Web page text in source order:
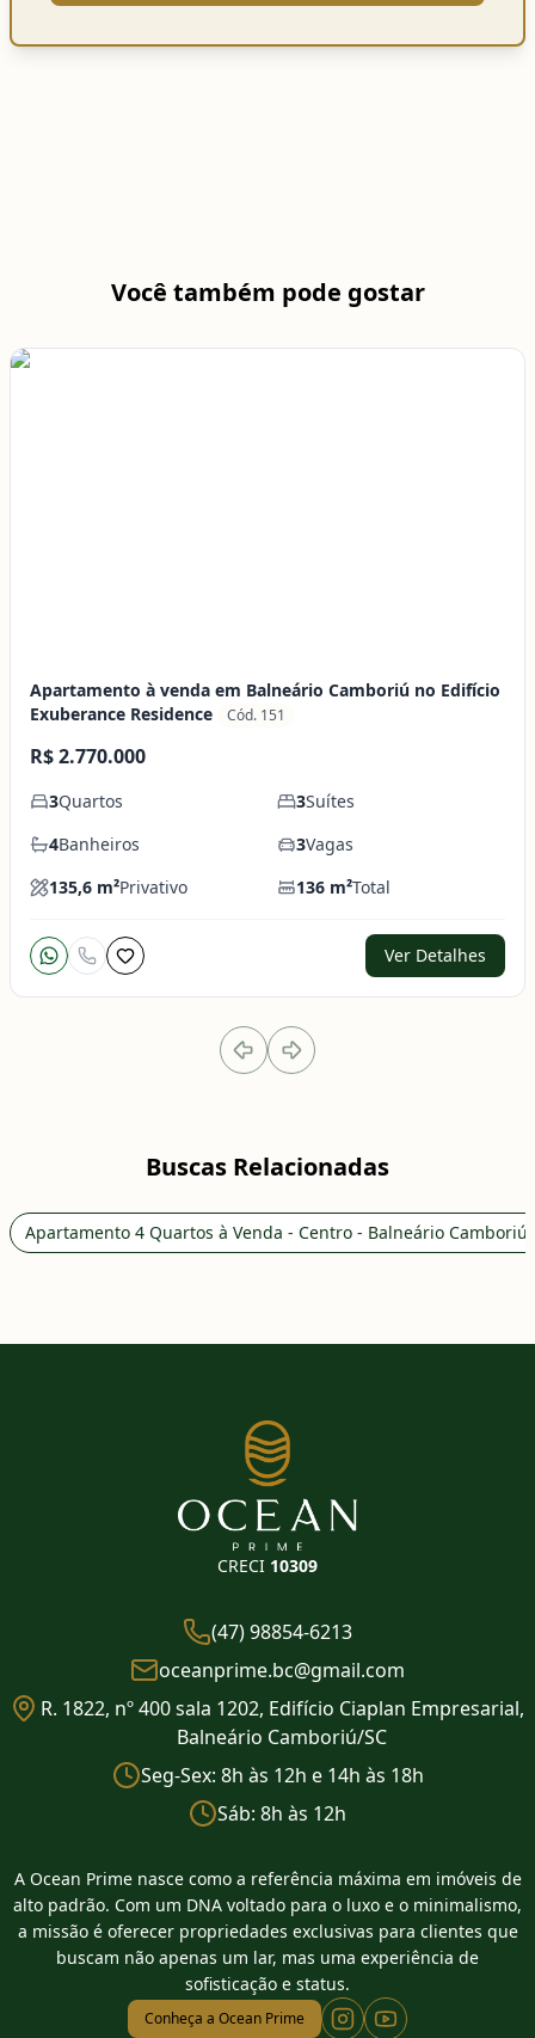
Você também pode gostar
Apartamento à venda em Balneário Camboriú no Edifício
Exuberance Residence
Cód. 151
R$ 2.770.000
3Quartos 3Suítes
4Banheiros 3Vagas
135,6 m²Privativo 136 m²Total
Ver Detalhes
Buscas Relacionadas
Apartamento 4 Quartos à Venda - Centro - Balneário Camboriú/
CRECI 10309
(47) 98854-6213
oceanprime.bc@gmail.com
R. 1822, nº 400 sala 1202, Edifício Ciaplan Empresarial,
Balneário Camboriú/SC
Seg-Sex: 8h às 12h e 14h às 18h
Sáb: 8h às 12h
A Ocean Prime nasce como a referência máxima em imóveis de
alto padrão. Com um DNA voltado para o luxo e o minimalismo,
a missão é oferecer propriedades exclusivas para clientes que
buscam não apenas um lar, mas uma experiência de
sofisticação e status.
Conheça a Ocean Prime